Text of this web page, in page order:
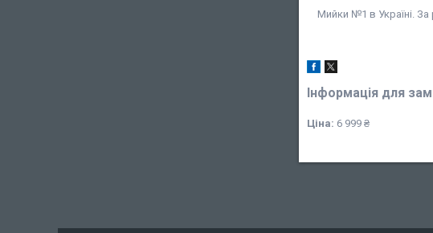
Мийки №1 в Україні.
Інформація для
Ціна: 6 999 ₴